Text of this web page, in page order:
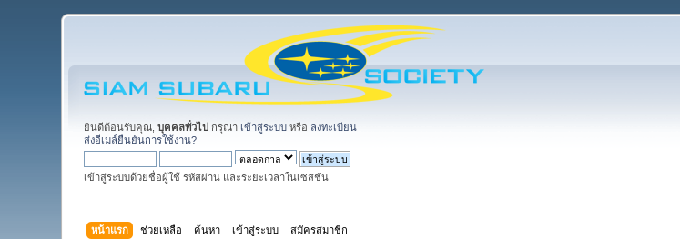
ยินดีต้อนรับคุณ,บุคคลทั่วไป กรุณา เข้าสู่ระบบ หรือ ลงทะเบียน
ส่งอีเมล์ยืนยันการใช้งาน?
เข้าสู่ระบบด้วยชื่อผู้ใช้ รหัสผ่าน และระยะเวลาในเซสชั่น
หน้าแรก ช่วยเหลือ ค้นหา เข้าสู่ระบบ สมัครสมาชิก